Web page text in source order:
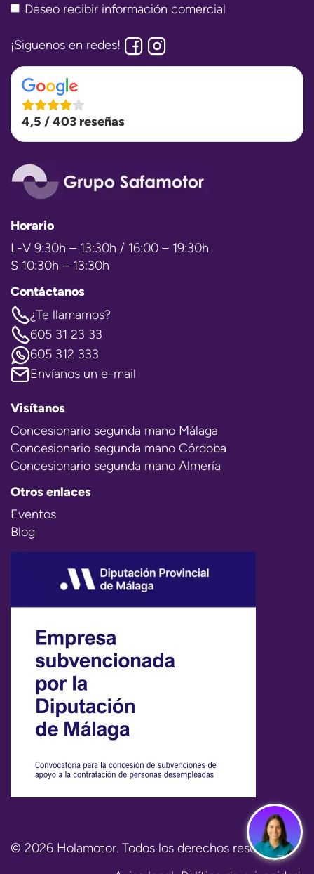
Deseo recibir información comercial
¡Siguenos en redes!
4,5 / 403 reseñas
Horario
L-V 9:30h – 13:30h / 16:00 – 19:30h
S 10:30h – 13:30h
Contáctanos
¿Te llamamos?
605 31 23 33
605 312 333
Envíanos un e-mail
Visítanos
Concesionario segunda mano Málaga
Concesionario segunda mano Córdoba
Concesionario segunda mano Almería
Otros enlaces
Eventos
Blog
© 2026 Holamotor. Todos los derechos reservados.